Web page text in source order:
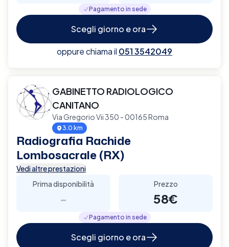
Pagamento in sede
Scegli giorno e ora
oppure chiama il 051 3542049
GABINETTO RADIOLOGICO
CANITANO
Via Gregorio Vii 350 - 00165 Roma
3.0 km
Radiografia Rachide
Lombosacrale (RX)
Vedi altre prestazioni
Prima disponibilità
-
Prezzo
58€
Pagamento in sede
Scegli giorno e ora